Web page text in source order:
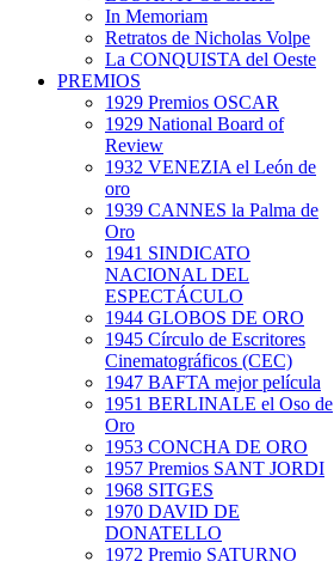
In Memoriam
Retratos de Nicholas Volpe
La CONQUISTA del Oeste
PREMIOS
1929 Premios OSCAR
1929 National Board of
Review
1932 VENEZIA el León de
oro
1939 CANNES la Palma de
Oro
1941 SINDICATO
NACIONAL DEL
ESPECTÁCULO
1944 GLOBOS DE ORO
1945 Círculo de Escritores
Cinematográficos (CEC)
1947 BAFTA mejor película
1951 BERLINALE el Oso de
Oro
1953 CONCHA DE ORO
1957 Premios SANT JORDI
1968 SITGES
1970 DAVID DE
DONATELLO
1972 Premio SATURNO